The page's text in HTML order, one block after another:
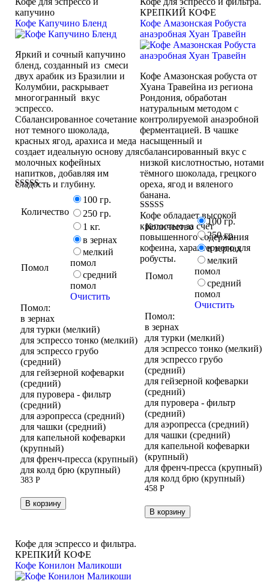
КРЕПКИЙ КОФЕ
Кофе Амазонская Робуста
анаэробная Хуан Травейн
Кофе Амазонская робуста от
Хуана Травейна из региона
Рондония, обработан
натуральным методом с
контролируемой анаэробной
ферментацией. В чашке
насыщенный и
сбалансированный вкус с
низкой кислотностью, нотами
тёмного шоколада, грецкого
ореха, ягод и вяленого
банана.
Кофе обладает высокой
крепостью за счёт
повышенного содержания
кофеина, характерного для
робусты.
Оценка
5.00
из 5
Количество
100 гр.
250 гр.
Помол
в зернах
мелкий
помол
средний
помол
Очистить
Помол:
в зернах
для турки (мелкий)
для эспрессо тонко (мелкий)
для эспрессо грубо
(средний)
для гейзерной кофеварки
(средний)
для пуровера - фильтр
(средний)
для аэропресса (средний)
для чашки (средний)
для капельной кофеварки
(крупный)
для френч-пресса (крупный)
для колд брю (крупный)
458 Р
В корзину
капучино
Кофе Капучино Бленд
Яркий и сочный капучино
бленд, созданный из смеси
двух арабик из Бразилии и
Колумбии, раскрывает
многогранный вкус
эспрессо.
Сбалансированное сочетание
нот темного шоколада,
красных ягод, арахиса и меда
создает идеальную основу для
молочных кофейных
напитков, добавляя им
сладость и глубину.
из 5
Количество
100 гр.
250 гр.
1 кг.
Помол
в зернах
мелкий
помол
средний
помол
Очистить
Помол:
в зернах
для турки (мелкий)
для эспрессо тонко (мелкий)
для эспрессо грубо
(средний)
для гейзерной кофеварки
(средний)
для пуровера - фильтр
(средний)
для аэропресса (средний)
для чашки (средний)
для капельной кофеварки
(крупный)
для френч-пресса (крупный)
для колд брю (крупный)
383 Р
В корзину
Кофе для эспрессо и фильтра.
КРЕПКИЙ КОФЕ
Кофе Конилон Маликоши